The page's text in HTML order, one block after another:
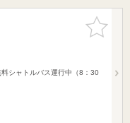
お気に入
りに追加
シャトルバス運行中（8：30